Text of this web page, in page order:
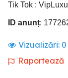
Tik Tok :
ID anunț:
Vizualizări: 0
Raportează